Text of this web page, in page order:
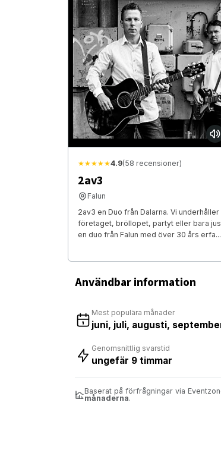
★★★★★4.9(58 recensioner)
2av3
Falun
2av3 en Duo från Dalarna. Vi
företaget, bröllopet, partyt eller bara
en duo från Falun med över 30 års erfa...
Användbar information
Mest populära månader
juni, juli, augusti,
Genomsnittlig svarstid
ungefär 9 timmar
Baserat på förfrågningar via
månaderna.